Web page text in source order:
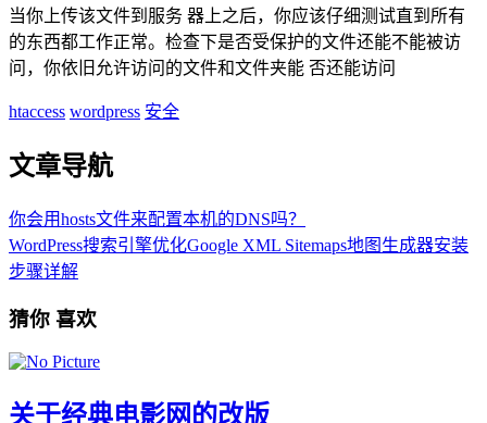
当你上传该文件到服务 器上之后，你应该仔细测试直到所有
的东西都工作正常。检查下是否受保护的文件还能不能被访
问，你依旧允许访问的文件和文件夹能 否还能访问
htaccess wordpress 安全
文章导航
你会用hosts文件来配置本机的DNS吗？
WordPress搜索引擎优化Google XML Sitemaps地图生成器安装
步骤详解
猜你 喜欢
关于经典电影网的改版